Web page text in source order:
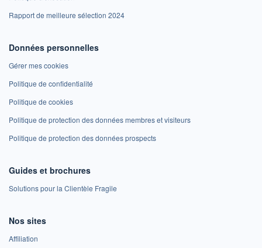
Rapport de meilleure sélection 2024
Données personnelles
Gérer mes cookies
Politique de confidentialité
Politique de cookies
Politique de protection des données membres et visiteurs
Politique de protection des données prospects
Guides et brochures
Solutions pour la Clientèle Fragile
Nos sites
Affiliation